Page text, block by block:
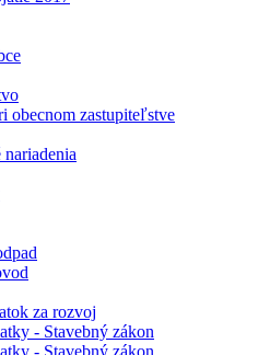
obecnom zastupiteľstve
nariadenia
za rozvoj
- Stavebný zákon
- Stavebný zákon